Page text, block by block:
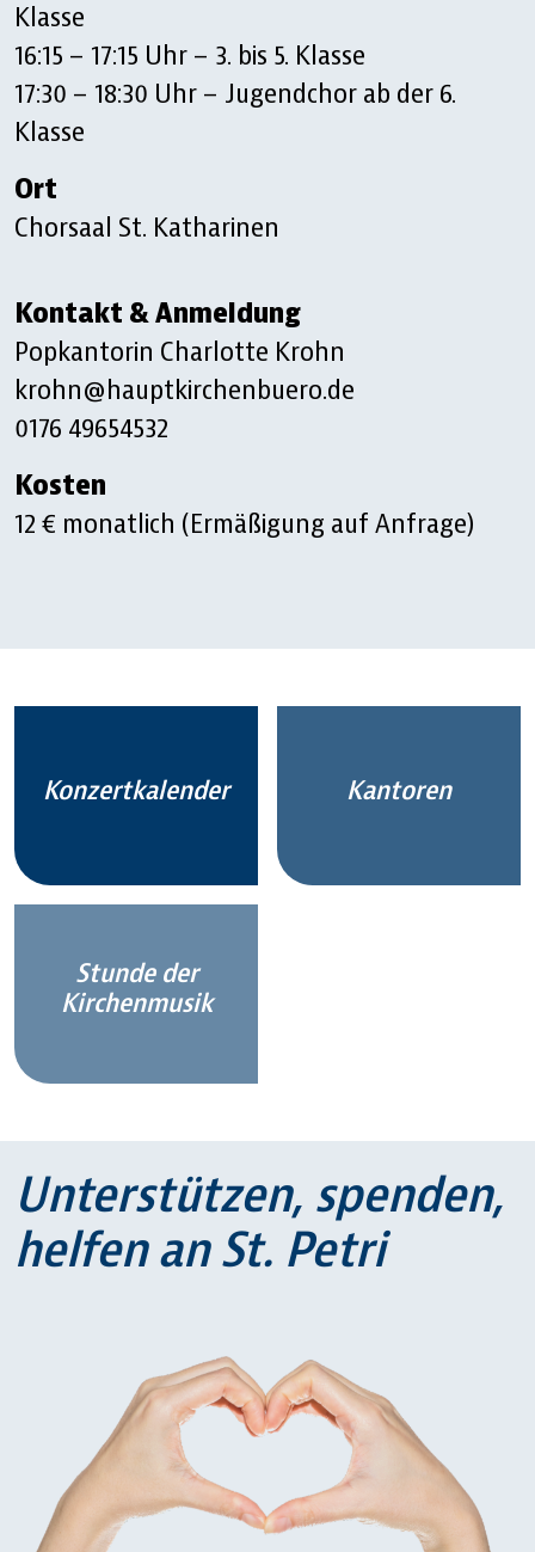
Klasse
16:15 – 17:15 Uhr – 3. bis 5. Klasse
17:30 – 18:30 Uhr – Jugendchor ab der 6.
Klasse
Ort
Chorsaal St. Katharinen
Kontakt & Anmeldung
Popkantorin Charlotte Krohn
krohn@hauptkirchenbuero.de
0176 49654532
Kosten
12 € monatlich (Ermäßigung auf Anfrage)
Konzertkalender Kantoren
Stunde der
Kirchenmusik
Unterstützen, spenden,
helfen an St. Petri